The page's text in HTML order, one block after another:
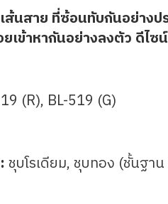
ส้นสาย ที่ซ้อนทับกันอย่าง
ยเข้าหากันอย่างลงตัว ดีไ
(R), BL-519 (G)
ชุบโรเดียม, ชุบทอง (ชั้นฐา